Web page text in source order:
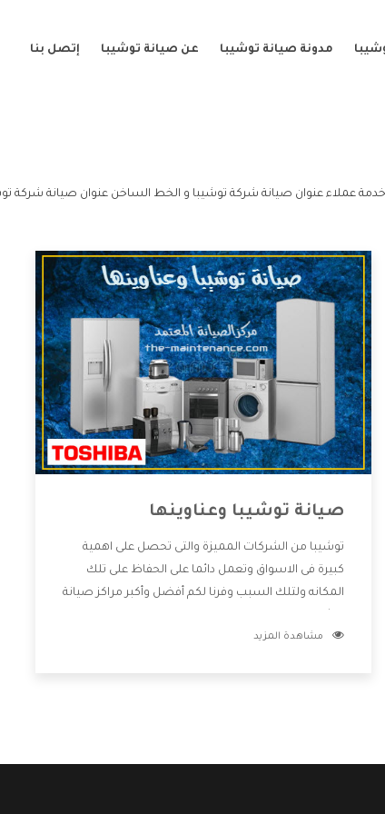
مدونة صيانة توشيبا عن صيانة توشيبا إتصل بنا
عملاء عنوان صيانة شركة توشيبا و الخط الساخن عنوان صيانة شركة
صيانة توشيبا وعناوينها
توشيبا من الشركات المميزة والتى تحصل على اهمية
كبيرة فى الاسواق وتعمل دائما على الحفاظ على تلك
المكانه ولتلك السبب وفرنا لكم أفضل وأكبر مراكز صيانة
ويستطيع القيام بتصليح جميع المنتجات دون اى ازعاج
مشاهدة المزيد